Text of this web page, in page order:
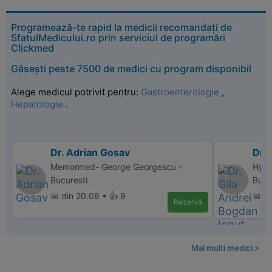
Programează-te rapid la medicii recomandați de
SfatulMedicului.ro prin serviciul de programări
Clickmed
Găsești peste 7500 de medici cu program disponibil
Alege medicul potrivit pentru: Gastroenterologie ,
Hepatologie .
Dr. Adrian Gosav
Memormed- George Georgescu -
Bucuresti
📅 din 20.08 • 👍 9
Rezervă
Dr.
📅
Mai multi medici >